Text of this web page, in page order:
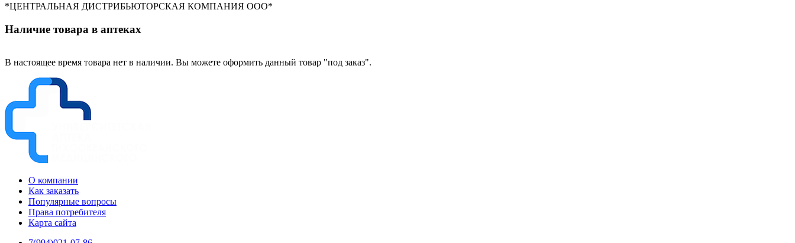
*ЦЕНТРАЛЬНАЯ ДИСТРИБЬЮТОРСКАЯ КОМПАНИЯ ООО*
Наличие товара в аптеках
В настоящее время товара нет в наличии. Вы можете оформить данный товар "под заказ".
О компании
Как заказать
Популярные вопросы
Права потребителя
Карта сайта